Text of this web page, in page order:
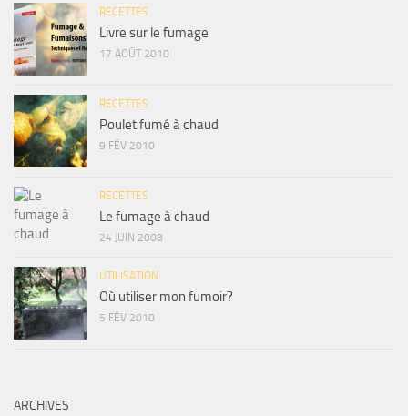
RECETTES
Livre sur le fumage
17 AOÛT 2010
RECETTES
Poulet fumé à chaud
9 FÉV 2010
RECETTES
Le fumage à chaud
24 JUIN 2008
UTILISATION
Où utiliser mon fumoir?
5 FÉV 2010
ARCHIVES